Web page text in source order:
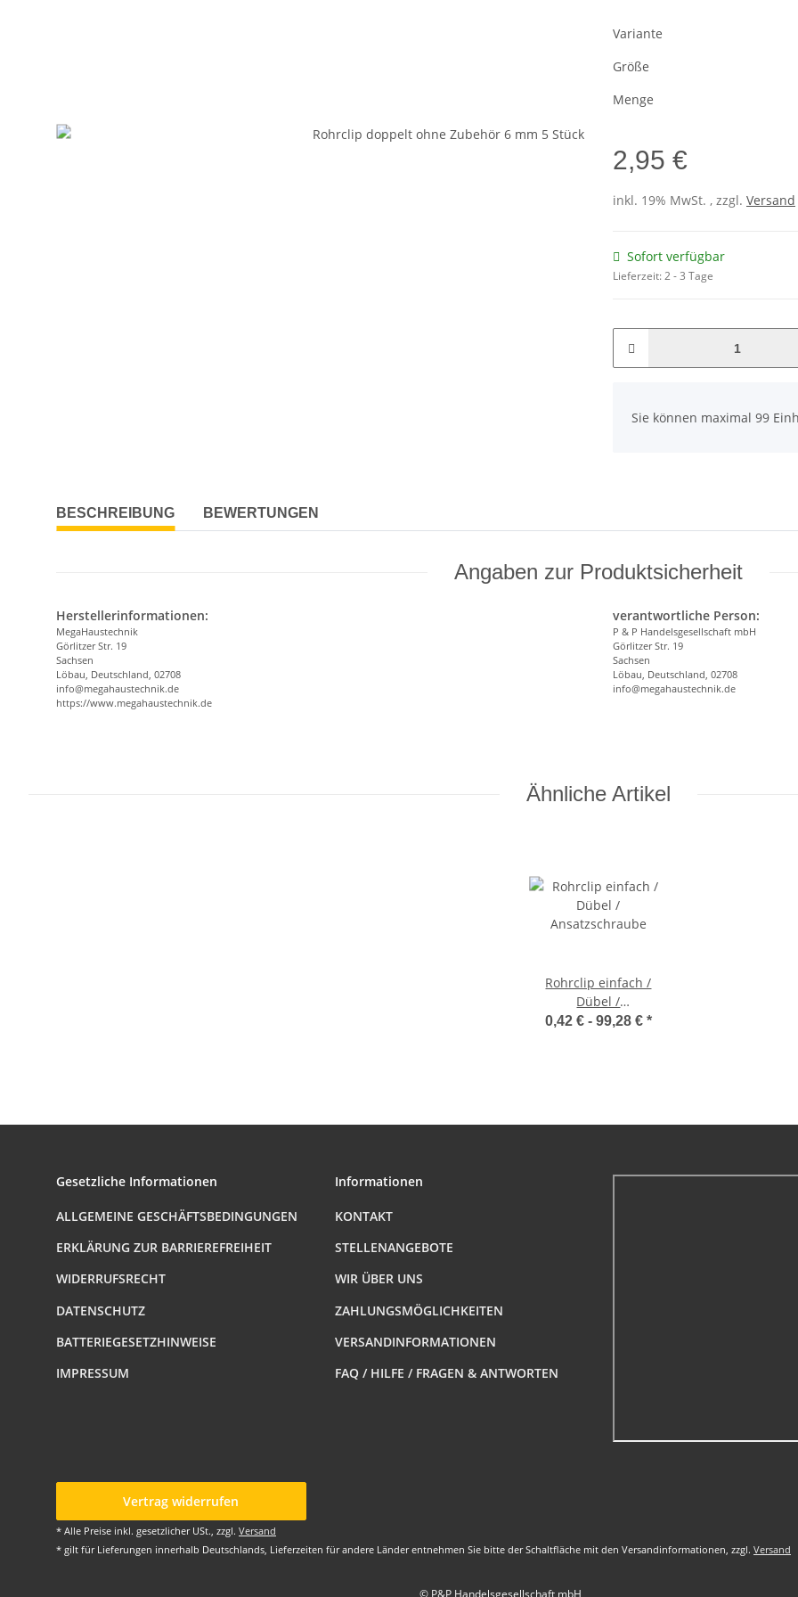
Variante
Größe
Menge
2,95 €
inkl. 19% MwSt. , zzgl. Versand
Sofort verfügbar
Lieferzeit:2 - 3 Tage
Sie können maximal 99
BESCHREIBUNG BEWERTUNGEN
Angaben zur Produktsicherheit
Herstellerinformationen:
MegaHaustechnik
Görlitzer Str. 19
Sachsen
Löbau, Deutschland, 02708
info@megahaustechnik.de
https://www.megahaustechnik.de
verantwortliche Person:
P & P Handelsgesellschaft mbH
Görlitzer Str. 19
Sachsen
Löbau, Deutschland, 02708
info@megahaustechnik.de
Ähnliche Artikel
Rohrclip einfach /
Dübel /
Ansatzschraube
0,42 € - 99,28 € *
Gesetzliche Informationen
ALLGEMEINE GESCHÄFTSBEDINGUNGEN
ERKLÄRUNG ZUR BARRIEREFREIHEIT
WIDERRUFSRECHT
DATENSCHUTZ
BATTERIEGESETZHINWEISE
IMPRESSUM
Informationen
KONTAKT
STELLENANGEBOTE
WIR ÜBER UNS
ZAHLUNGSMÖGLICHKEITEN
VERSANDINFORMATIONEN
FAQ / HILFE / FRAGEN & ANTWORTEN
Vertrag widerrufen
* Alle Preise inkl. gesetzlicher USt., zzgl. Versand
* gilt für Lieferungen innerhalb Deutschlands, Lieferzeiten für andere Länder entnehmen Sie bitte der Schaltfläche mit den Versandinformationen, zzgl. Versand